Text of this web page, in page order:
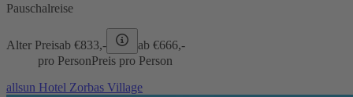
Pauschalreise
Alter Preisab €833,- ab €666,-
pro PersonPreis pro Person
allsun Hotel Zorbas Village